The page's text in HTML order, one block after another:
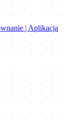
| Aplikacja